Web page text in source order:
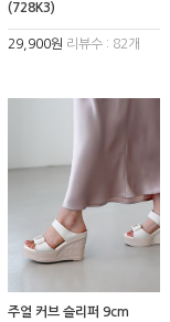
(728K3)
29,900원 리뷰수 : 82개
주얼 커브 슬리퍼 9cm